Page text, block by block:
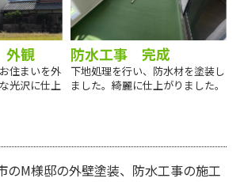
観
住まいを外
光沢に仕上
防水工事 完成
下地処理を行い、防水材を塗装し
ました。綺麗に仕上がりました。
のM様邸の外壁塗装、防水工事の施工